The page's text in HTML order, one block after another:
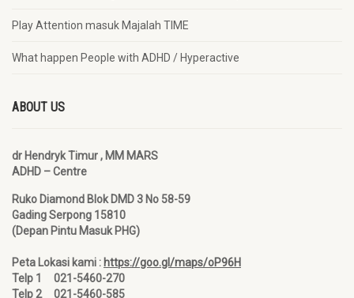
Play Attention masuk Majalah TIME
What happen People with ADHD / Hyperactive
ABOUT US
dr Hendryk Timur , MM MARS
ADHD – Centre
Ruko Diamond Blok DMD 3 No 58-59
Gading Serpong 15810
(Depan Pintu Masuk PHG)
Peta Lokasi kami : https://goo.gl/maps/oP96H
Telp 1 021-5460-270
Telp 2 021-5460-585